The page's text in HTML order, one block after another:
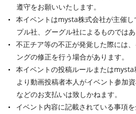
遵守をお願いいたします。
本イベントはmysta株式会社が主催
プル社、グーグル社によるものではあ
不正チア等の不正が発覚した際には
ングの修正を行う場合があります。
本イベントの投稿ルールまたは
より動画投稿者本人がイベント参加
などのお支払いは致しかねます。
イベント内容に記載されている事項